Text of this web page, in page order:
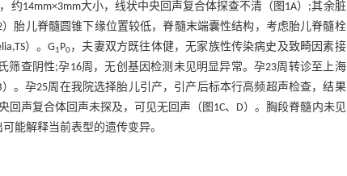
14mm×3mm大小，线状中央回声复合体探查不清（图1A）;其余脏
胎儿脊髓圆锥下缘位置较低，脊髓末端囊性结构，考虑胎儿脊髓栓
）。G1P0，夫妻双方既往体健，无家族性传染病史及致畸因素接
查阴性;孕16周，无创基因检测未见明显异常。孕23周转诊至上海
。孕25周在我院选择胎儿引产，引产后标本行高频超声检查，结果
声复合体回声未探及，可见无回声（图1C、D）。胸段脊髓内未见
能解释当前表型的遗传变异。